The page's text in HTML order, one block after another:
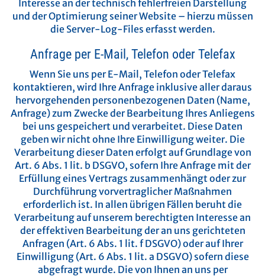
Interesse an der technisch fehlerfreien Darstellung
und der Optimierung seiner Website – hierzu müssen
die Server-Log-Files erfasst werden.
Anfrage per E-Mail, Telefon oder Telefax
Wenn Sie uns per E-Mail, Telefon oder Telefax
kontaktieren, wird Ihre Anfrage inklusive aller daraus
hervorgehenden personenbezogenen Daten (Name,
Anfrage) zum Zwecke der Bearbeitung Ihres Anliegens
bei uns gespeichert und verarbeitet. Diese Daten
geben wir nicht ohne Ihre Einwilligung weiter. Die
Verarbeitung dieser Daten erfolgt auf Grundlage von
Art. 6 Abs. 1 lit. b DSGVO, sofern Ihre Anfrage mit der
Erfüllung eines Vertrags zusammenhängt oder zur
Durchführung vorvertraglicher Maßnahmen
erforderlich ist. In allen übrigen Fällen beruht die
Verarbeitung auf unserem berechtigten Interesse an
der effektiven Bearbeitung der an uns gerichteten
Anfragen (Art. 6 Abs. 1 lit. f DSGVO) oder auf Ihrer
Einwilligung (Art. 6 Abs. 1 lit. a DSGVO) sofern diese
abgefragt wurde. Die von Ihnen an uns per